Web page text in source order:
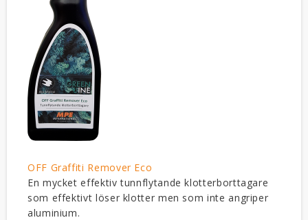
OFF Graffiti Remover Eco
En mycket effektiv tunnflytande klotterborttagare
som effektivt löser klotter men som inte angriper
aluminium.